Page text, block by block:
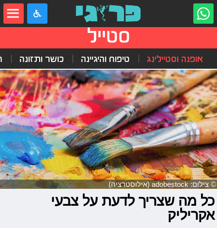
סטייל
אופנה וסטיילינג טיפוח והיגיינה כושר ותזונה
© צילום: adobestock (אילוסטרציה)
כל מה שצריך לדעת על צבעי
אקריליק